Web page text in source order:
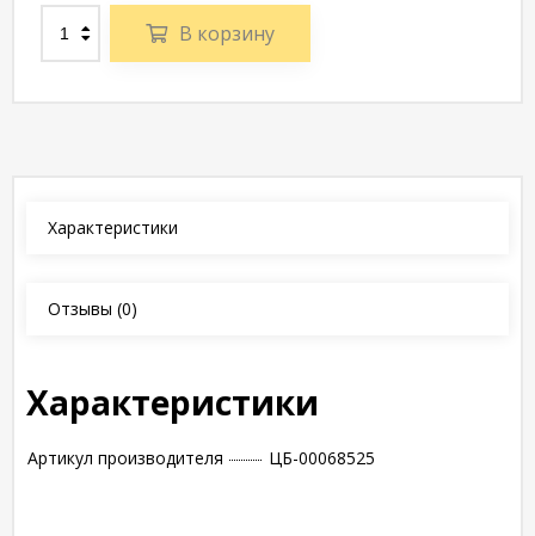
В корзину
Характеристики
Отзывы (0)
Характеристики
Артикул производителя ЦБ-00068525